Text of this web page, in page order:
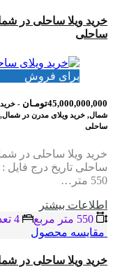
خرید ویلا ساحلی در
ساحلی
برای فروش
45,000,000,000تومـان
-
شمال, خرید ویلای مدرن در
ساحلی
خرید ویلا ساحلی در
550 متر…
اطلاعات بيشتر
مقایسه محصول
خرید ویلا ساحلی در